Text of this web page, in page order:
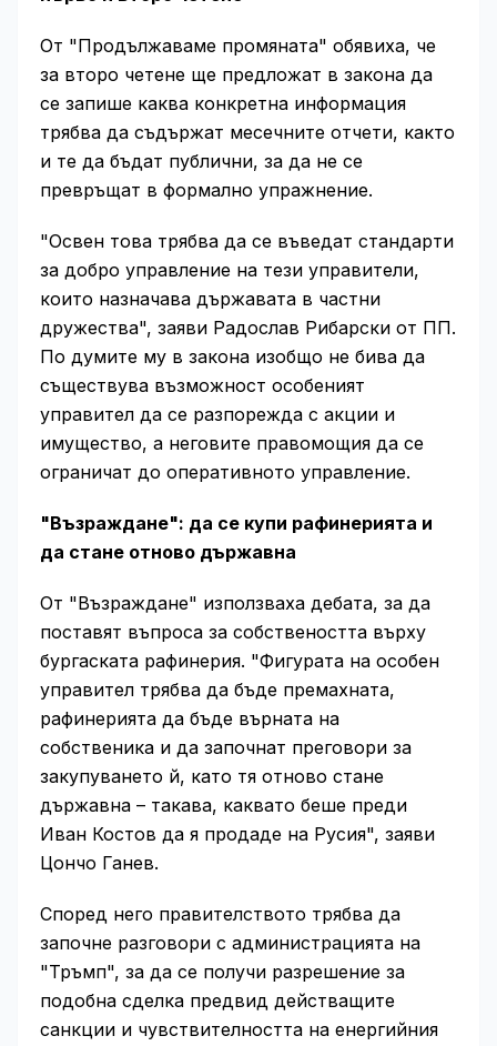
От "Продължаваме промяната" обявиха, че
за второ четене ще предложат в закона да
се запише каква конкретна информация
трябва да съдържат месечните отчети, както
и те да бъдат публични, за да не се
превръщат в формално упражнение.
"Освен това трябва да се въведат стандарти
за добро управление на тези управители,
които назначава държавата в частни
дружества", заяви Радослав Рибарски от ПП.
По думите му в закона изобщо не бива да
съществува възможност особеният
управител да се разпорежда с акции и
имущество, а неговите правомощия да се
ограничат до оперативното управление.
"Възраждане": да се купи рафинерията и
да стане отново държавна
От "Възраждане" използваха дебата, за да
поставят въпроса за собствеността върху
бургаската рафинерия. "Фигурата на особен
управител трябва да бъде премахната,
рафинерията да бъде върната на
собственика и да започнат преговори за
закупуването й, като тя отново стане
държавна – такава, каквато беше преди
Иван Костов да я продаде на Русия", заяви
Цончо Ганев.
Според него правителството трябва да
започне разговори с администрацията на
"Тръмп", за да се получи разрешение за
подобна сделка предвид действащите
санкции и чувствителността на енергийния